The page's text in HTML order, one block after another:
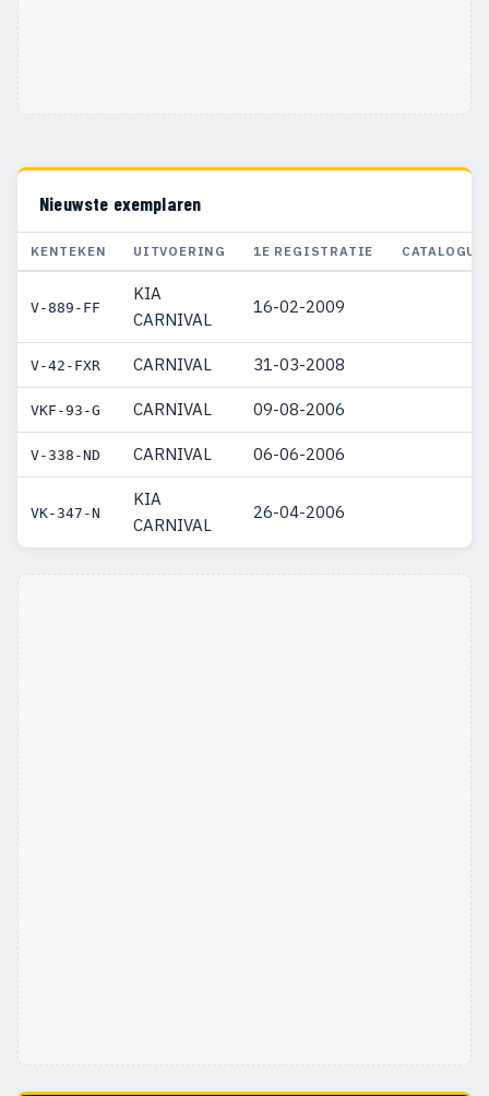
Nieuwste exemplaren
KENTEKEN UITVOERING 1E REGISTRATIE
V-889-FF
KIA
CARNIVAL
16-02-2009
V-42-FXR CARNIVAL 31-03-2008
VKF-93-G CARNIVAL 09-08-2006
V-338-ND CARNIVAL 06-06-2006
VK-347-N
KIA
CARNIVAL
26-04-2006